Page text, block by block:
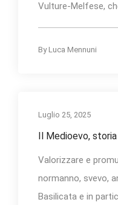
Vulture-Melfese,
By Luca Mennuni
Luglio 25, 2025
Il Medioevo,
Valorizzare e
normanno, svevo,
Basilicata e in